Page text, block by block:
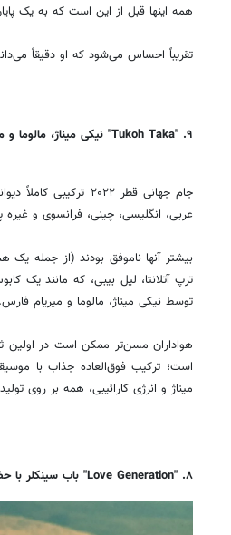
همه اینها قبل از این است که به یک
تقریباً احساس می‌شود که او دقیقاً
۹. "Tukoh Taka" نیکی میناژ، مالوما و میریام فارس (۲۰۲۲)
جام جهانی قطر ۲۰۲۲
عربی، انگلیسی، چینی، فرانسوی و
توسط نیکی میناژ، مالوما و میریام فارس.
هواداران مسن‌تر ممکن است در اولین
است؛ ترکیب فوق‌العاده جذاب با
میناژ و انرژی کارائیبی، همه بر روی
۸. "Love Generation" باب سینکلر با حضور گری پاین (۲۰۰۶)